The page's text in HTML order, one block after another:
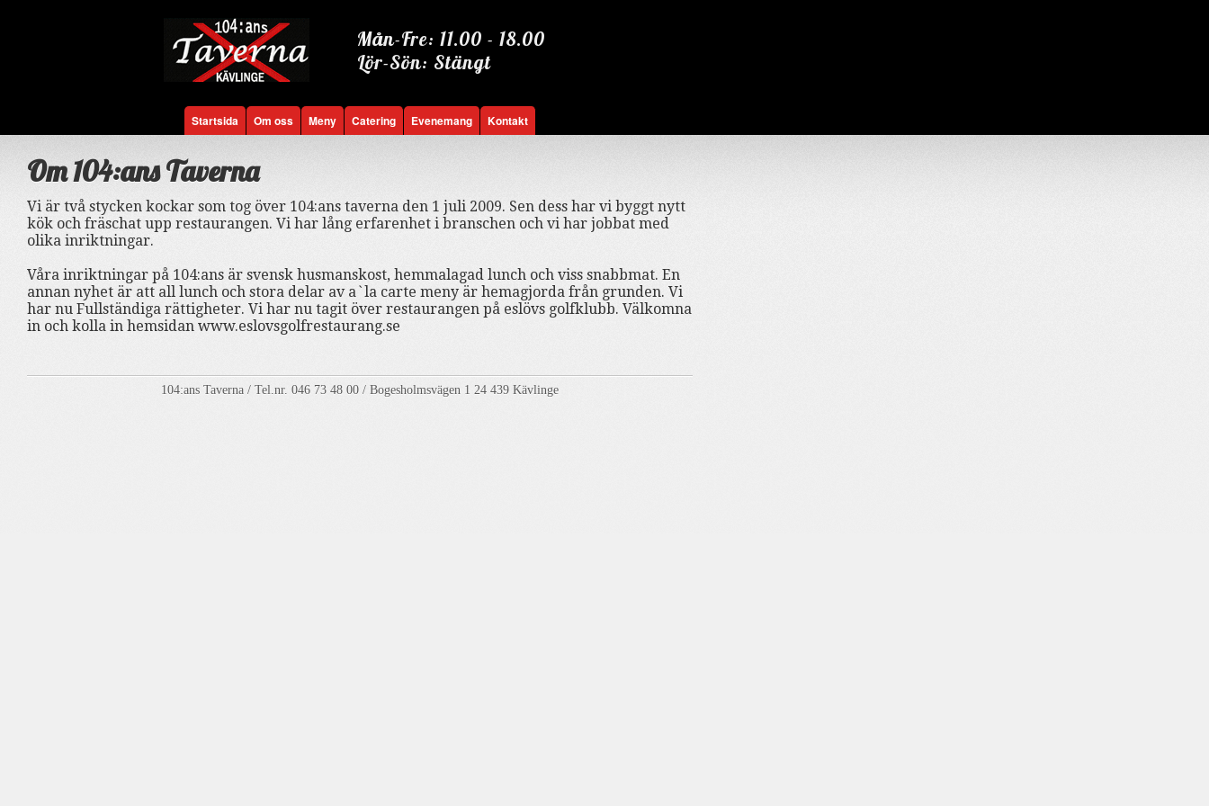
Mån-Fre: 11.00 - 18.00
Lör-Sön: Stängt
Startsida Om oss Meny Catering Evenemang Kontakt
Om 104:ans Taverna
Vi är två stycken kockar som tog över 104:ans taverna den 1 juli 2009. Sen dess har vi byggt nytt
kök och fräschat upp restaurangen. Vi har lång erfarenhet i branschen och vi har jobbat med
olika inriktningar.
Våra inriktningar på 104:ans är svensk husmanskost, hemmalagad lunch och viss snabbmat. En
annan nyhet är att all lunch och stora delar av a`la carte meny är hemagjorda från grunden. Vi
har nu Fullständiga rättigheter. Vi har nu tagit över restaurangen på eslövs golfklubb. Välkomna
in och kolla in hemsidan www.eslovsgolfrestaurang.se
104:ans Taverna / Tel.nr. 046 73 48 00 / Bogesholmsvägen 1 24 439 Kävlinge